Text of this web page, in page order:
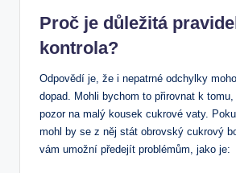
Proč je důležitá
kontrola?
Odpovědí je, že i nepatrné odchylky
dopad. Mohli bychom to přirovnat k
pozor na malý kousek cukrové vaty.
mohl by se z něj stát obrovský cukrový
vám umožní předejít problémům, jako je: